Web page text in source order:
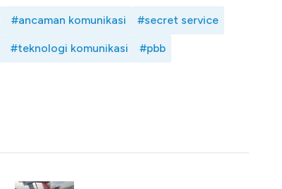
#ancaman komunikasi #secret service
#teknologi komunikasi #pbb